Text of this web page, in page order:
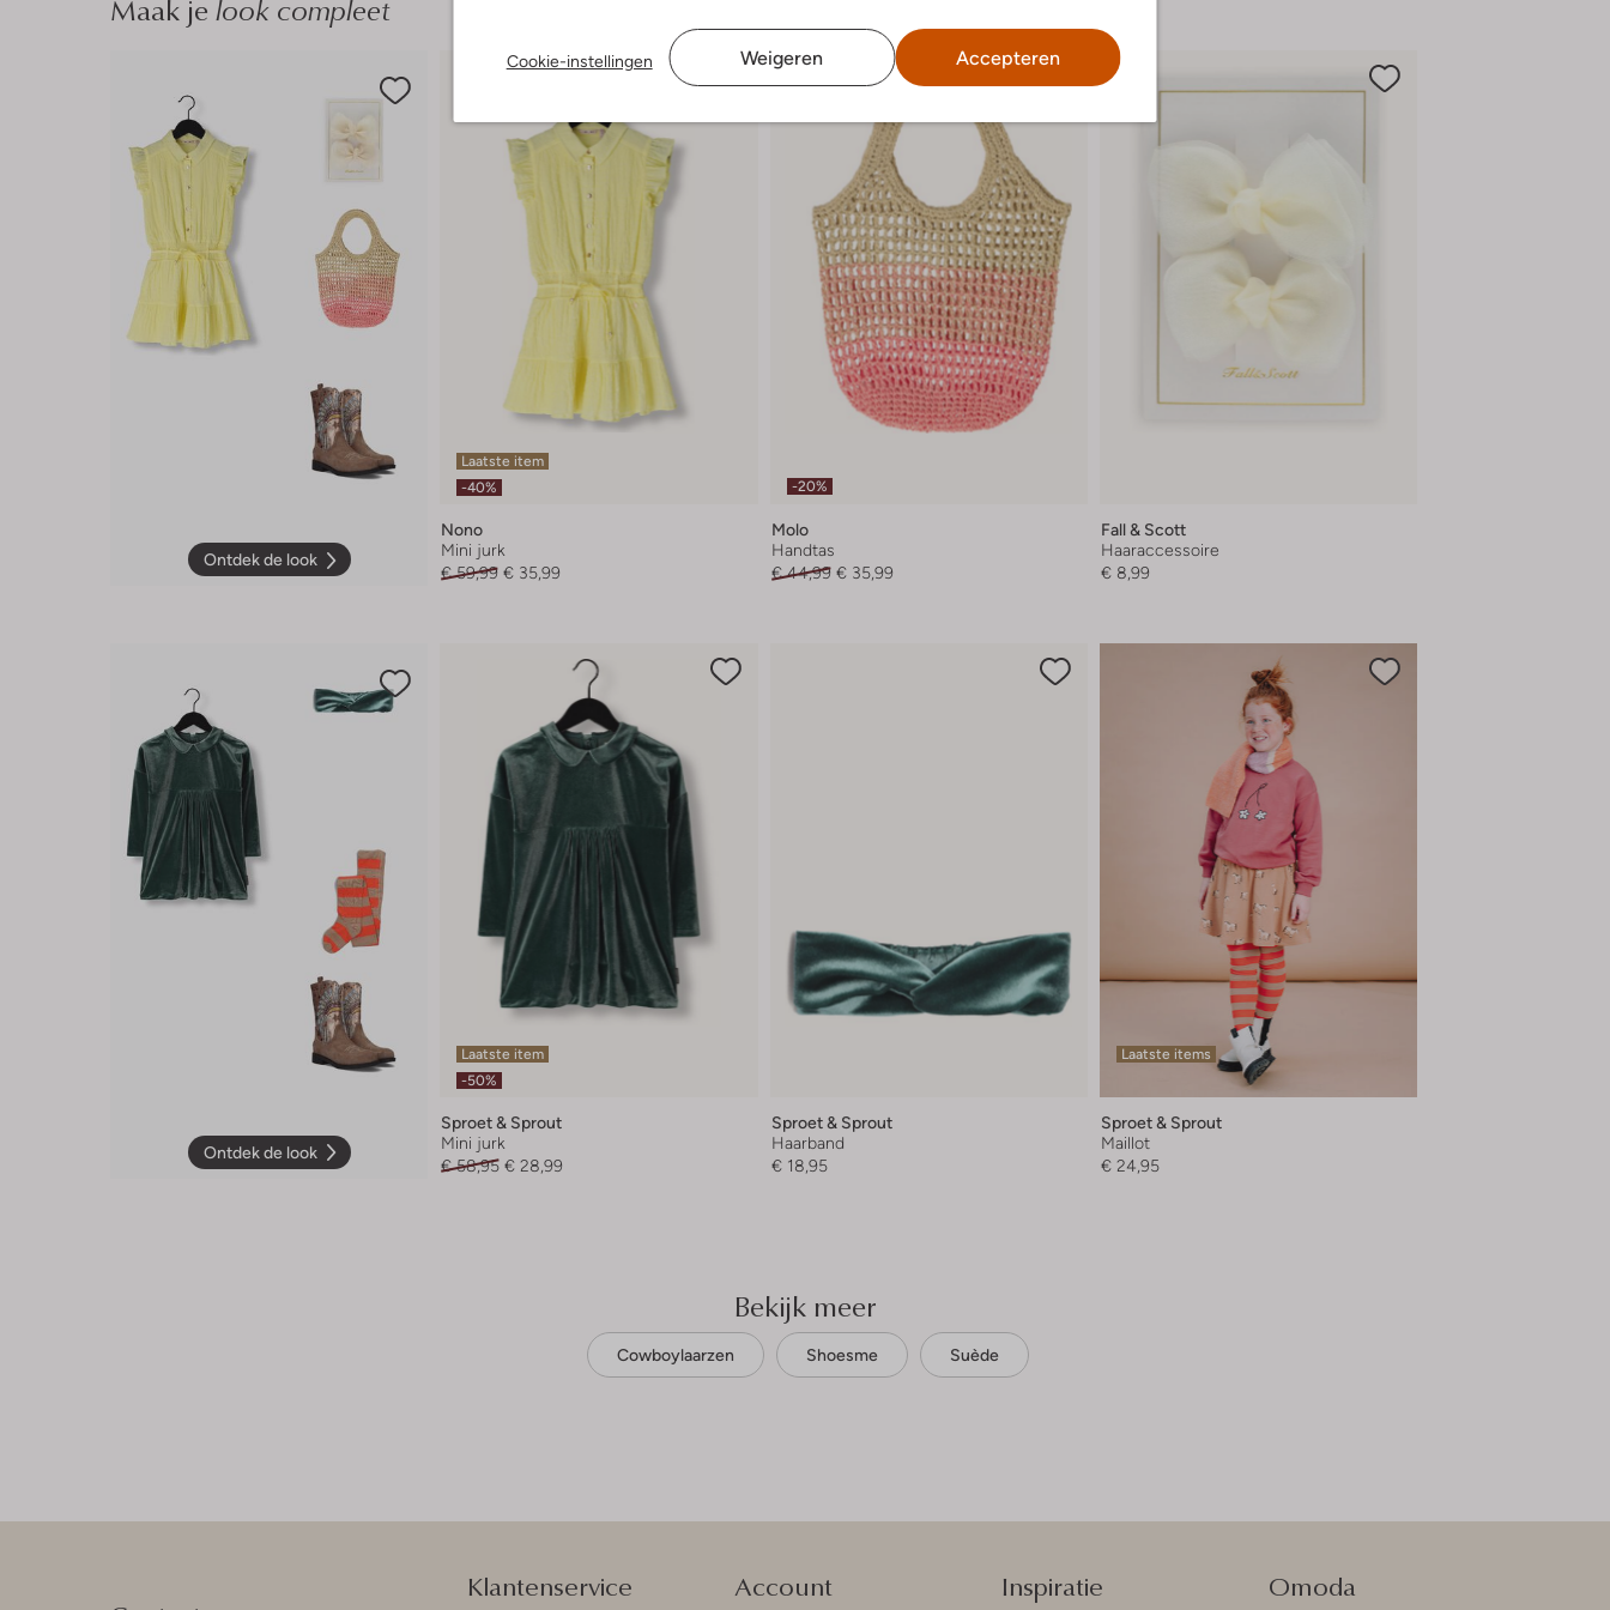
Cookie-instellingen Weigeren Accepteren
Maak je look compleet
Ontdek de look
Laatste item
-40%
Nono
Mini jurk
€ 59,99 € 35,99
-20%
Molo
Handtas
€ 44,99 € 35,99
Fall & Scott
Haaraccessoire
€ 8,99
Ontdek de look
Laatste item
-50%
Sproet & Sprout
Mini jurk
€ 58,95 € 28,99
Sproet & Sprout
Haarband
€ 18,95
Laatste items
Sproet & Sprout
Maillot
€ 24,95
Bekijk meer
Cowboylaarzen Shoesme Suède
Klantenservice Account Inspiratie Omoda